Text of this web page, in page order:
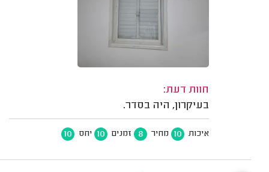
חוות דעת:
בעיקרון, היה בסדר.
איכות 10 מחיר 8 זמנים 10 יחס 10